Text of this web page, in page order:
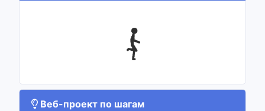
Веб-проект по шагам